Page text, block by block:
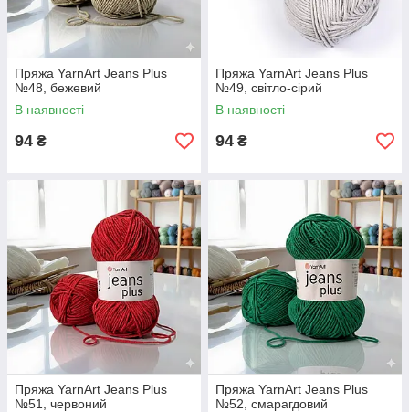
Пряжа YarnArt Jeans Plus
№48, бежевий
В наявності
94 ₴
Пряжа YarnArt Jeans Plus
№49, світло-сірий
В наявності
94 ₴
Пряжа YarnArt Jeans Plus
№51, червоний
Пряжа YarnArt Jeans Plus
№52, смарагдовий